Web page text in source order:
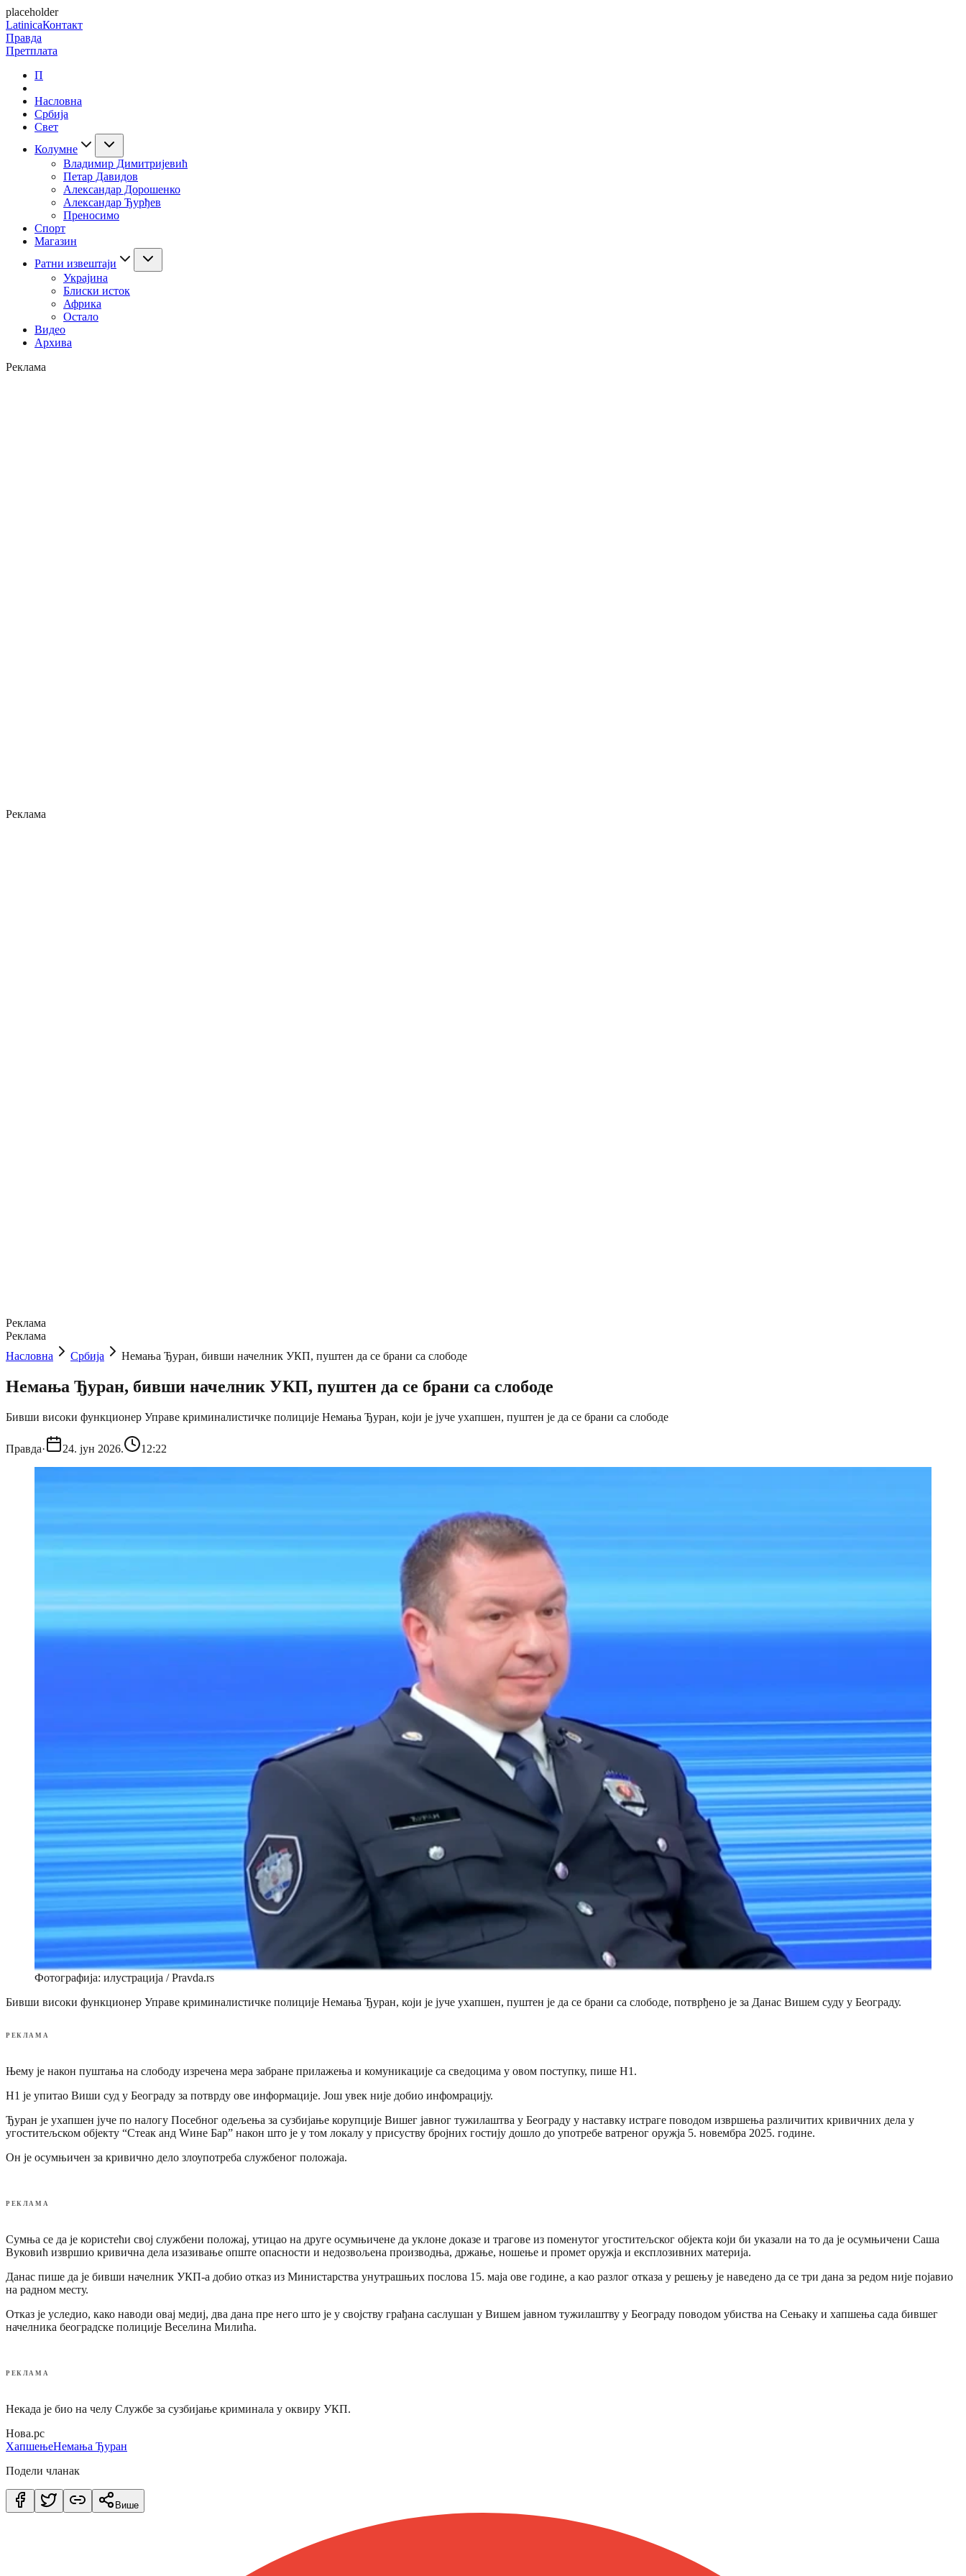
placeholder
LatinicaКонтакт
Правда
Претплата
П
Насловна
Србија
Свет
Колумне
Владимир Димитријевић
Петар Давидов
Александар Дорошенко
Александар Ђурђев
Преносимо
Спорт
Магазин
Ратни извештаји
Украјина
Блиски исток
Африка
Остало
Видео
Архива
Реклама
Реклама
Реклама
Реклама
Насловна
Србија Немања Ђуран, бивши начелник УКП, пуштен да се брани са слободе
Немања Ђуран, бивши начелник УКП, пуштен да се брани са слободе
Бивши високи функционер Управе криминалистичке полиције Немања Ђуран, који је јуче ухапшен, пуштен је да се брани са слободе
Правда· 24. јун 2026. 12:22
Фотографија: илустрација / Pravda.rs
Бивши високи функционер Управе криминалистичке полиције Немања Ђуран, који је јуче ухапшен, пуштен је да се брани са слободе, потврђено је за Данас Вишем суду у Београду.
РЕКЛАМА
Њему је након пуштања на слободу изречена мера забране прилажења и комуникације са сведоцима у овом поступку, пише Н1.
Н1 је упитао Виши суд у Београду за потврду ове информације. Још увек није добио инфомрацију.
Ђуран је ухапшен јуче по налогу Посебног одељења за сузбијање корупције Вишег јавног тужилаштва у Београду у наставку истраге поводом извршења различитих кривичних дела у
угоститељском објекту “Стеак анд Wине Бар” након што је у том локалу у присуству бројних гостију дошло до употребе ватреног оружја 5. новембра 2025. године.
Он је осумњичен за кривично дело злоупотреба службеног положаја.
РЕКЛАМА
Сумња се да је користећи свој службени положај, утицао на друге осумњичене да уклоне доказе и трагове из поменутог угоститељског објекта који би указали на то да је осумњичени Саша
Вуковић извршио кривична дела изазивање опште опасности и недозвољена производња, држање, ношење и промет оружја и експлозивних материја.
Данас пише да је бивши начелник УКП-а добио отказ из Министарства унутрашњих послова 15. маја ове године, а као разлог отказа у решењу је наведено да се три дана за редом није појавио
на радном месту.
Отказ је уследио, како наводи овај медиј, два дана пре него што је у својству грађана саслушан у Вишем јавном тужилаштву у Београду поводом убиства на Сењаку и хапшења сада бившег
начелника београдске полиције Веселина Милића.
РЕКЛАМА
Некада је био на челу Службе за сузбијање криминала у оквиру УКП.
Нова.рс
ХапшењеНемања Ђуран
Подели чланак
Више